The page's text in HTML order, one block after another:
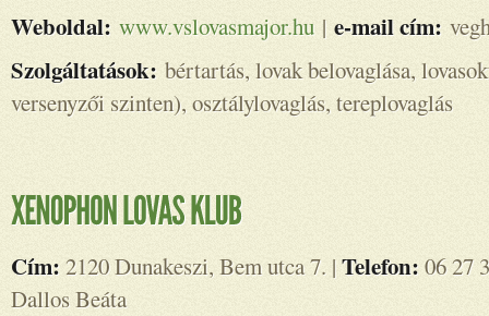
Weboldal: www.vslovasmajor.hu | e-mail cím:
Szolgáltatások: bértartás, lovak belovaglása,
versenyzői szinten), osztálylovaglás, tereplovaglás
Cím: 2120 Dunakeszi, Bem utca 7. |Telefon: 06 27
Dallos Beáta